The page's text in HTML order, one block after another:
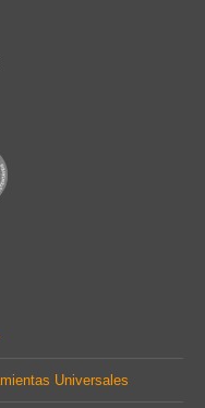
Universales